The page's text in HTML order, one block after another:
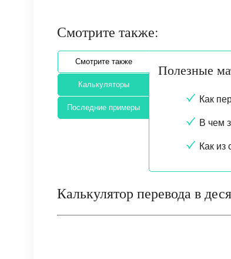
Смотрите также:
Смотрите также
Калькуляторы
Последние примеры
Полезные
Как
В чем
Как
Калькулятор перевода в